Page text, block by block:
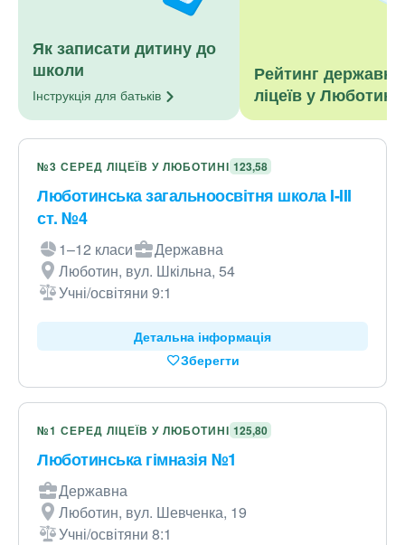
Як записати дитину до
школи
Інструкція для батьків
Рейтинг
ліцеїв у Люботині
№3 СЕРЕД ЛІЦЕЇВ У ЛЮБОТИНІ 123,58
Люботинська загальноосвітня школа I-III
ст. №4
1–12 класи
Державна
Люботин, вул. Шкільна, 54
Учні/освітяни 9:1
Детальна інформація
Зберегти
№1 СЕРЕД ЛІЦЕЇВ У ЛЮБОТИНІ 125,80
Люботинська гімназія №1
Державна
Люботин, вул. Шевченка, 19
Учні/освітяни 8:1